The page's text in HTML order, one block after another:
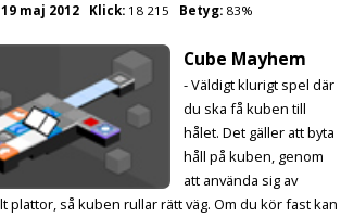
19 maj 2012 Klick: 18 215 Betyg: 83%
Cube Mayhem
- Väldigt klurigt spel där
du ska få kuben till
hålet. Det gäller att byta
håll på kuben, genom
att använda sig av
plattor, så kuben rullar rätt väg. Om du kör fast kan